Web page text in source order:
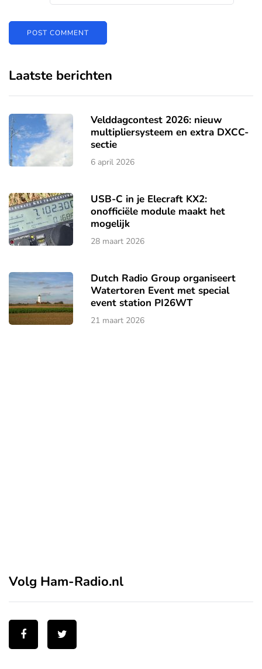
Laatste berichten
Velddagcontest 2026: nieuw
multipliersysteem en extra DXCC-
sectie
6 april 2026
USB-C in je Elecraft KX2:
onofficiële module maakt het
mogelijk
28 maart 2026
Dutch Radio Group organiseert
Watertoren Event met special
event station PI26WT
21 maart 2026
Volg Ham-Radio.nl